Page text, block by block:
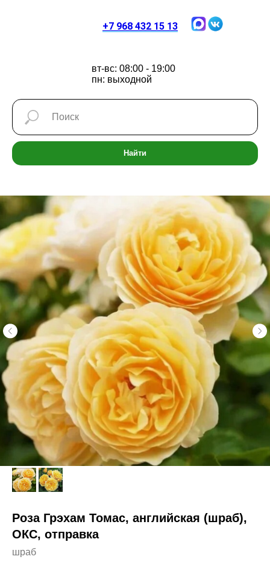
+7 968 432 15 13
вт-вс: 08:00 - 19:00
пн: выходной
Найти
Роза Грэхам Томас, английская (шраб),
ОКС, отправка
шраб